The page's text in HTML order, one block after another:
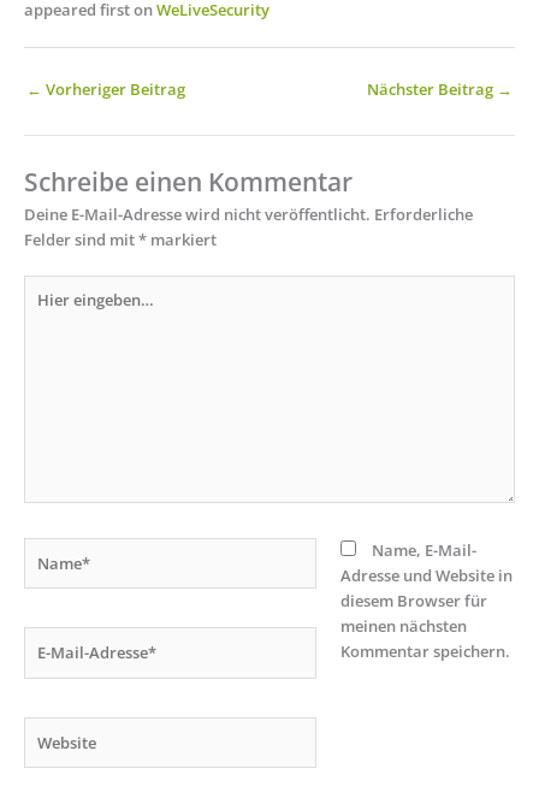
appeared first onWeLiveSecurity
← Vorheriger Beitrag Nächster Beitrag →
Schreibe einen Kommentar
Deine E-Mail-Adresse wird nicht veröffentlicht. Erforderliche
Felder sind mit* markiert
eingeben…
Mail-
Name, E-Mail-
Adresse und Website in
diesem Browser für
meinen nächsten
Kommentar speichern.